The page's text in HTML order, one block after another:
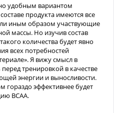
удобным вариантом
продукта имеются все
иным образом участвующие
массы. Но изучив состав
количества будет явно
всех потребностей
Я вижу смысл в
тренировкой в качестве
энергии и выносливости.
гораздо эффективнее будет
BCAA.